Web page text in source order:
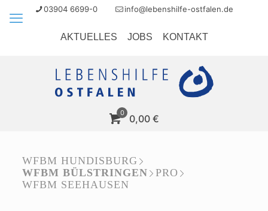
03904 6699-0 info@lebenshilfe-ostfalen.de
AKTUELLES JOBS KONTAKT
0 0,00 €
WFBM HUNDISBURG
WFBM BÜLSTRINGEN
PRO
WFBM SEEHAUSEN